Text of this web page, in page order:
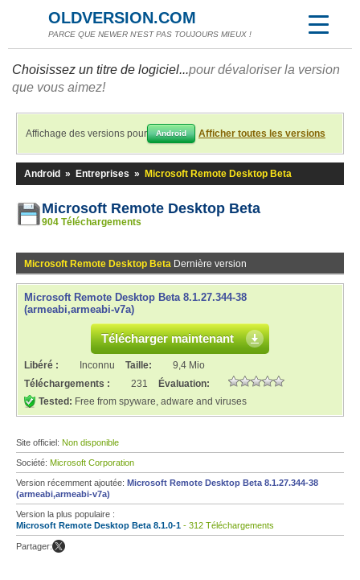
OLDVERSION.COM
PARCE QUE NEWER N'EST PAS TOUJOURS MIEUX !
Choisissez un titre de logiciel...pour dévaloriser la version
que vous aimez!
Affichage des versions pour Android Afficher toutes les versions
Android » Entreprises » Microsoft Remote Desktop Beta
Microsoft Remote Desktop Beta
904 Téléchargements
Microsoft Remote Desktop Beta Dernière version
Microsoft Remote Desktop Beta 8.1.27.344-38
(armeabi,armeabi-v7a)
Télécharger maintenant
Libéré : Inconnu Taille:
9,4 Mio
Téléchargements :
231
Évaluation:
Tested: Free from spyware, adware and viruses
Site officiel: Non disponible
Société: Microsoft Corporation
Version récemment ajoutée: Microsoft Remote Desktop Beta 8.1.27.344-38
(armeabi,armeabi-v7a)
Version la plus populaire :
Microsoft Remote Desktop Beta 8.1.0-1 - 312 Téléchargements
Partager: